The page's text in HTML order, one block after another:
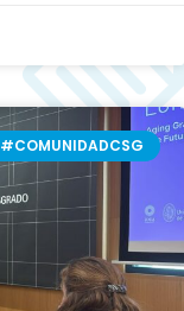
#COMUNIDADCSG